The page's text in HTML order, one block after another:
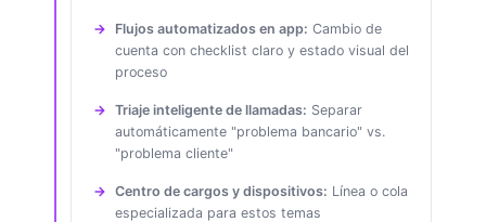
Flujos automatizados en app: Cambio de
cuenta con checklist claro y estado visual del
proceso
Triaje inteligente de llamadas: Separar
automáticamente "problema bancario" vs.
"problema cliente"
Centro de cargos y dispositivos: Línea o cola
especializada para estos temas